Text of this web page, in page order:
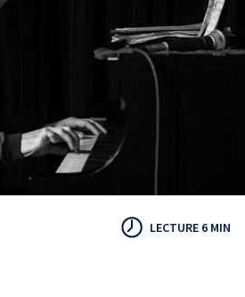
LECTURE 6 MIN